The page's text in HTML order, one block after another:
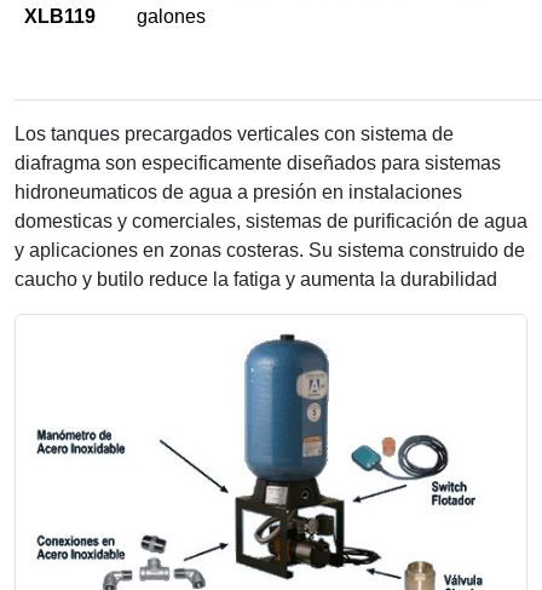
XLB119
galones
Los tanques precargados verticales con sistema de
diafragma son especificamente diseñados para sistemas
hidroneumaticos de agua a presión en instalaciones
domesticas y comerciales, sistemas de purificación de agua
y aplicaciones en zonas costeras. Su sistema construido de
caucho y butilo reduce la fatiga y aumenta la durabilidad